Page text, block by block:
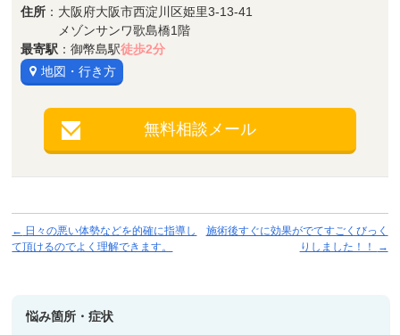
住所 ：大阪府大阪市西淀川区姫里3-13-41
メゾンサンワ歌島橋1階
最寄駅 ：御幣島駅徒歩2分
地図・行き方
無料相談メール
← 日々の悪い体勢などを的確に指導し
て頂けるのでよく理解できます。
施術後すぐに効果がでてすごくびっく
りしました！！
→
悩み箇所・症状